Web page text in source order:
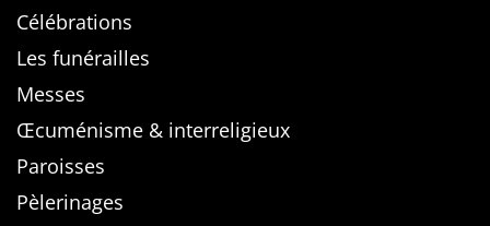
Célébrations
Les funérailles
Messes
Œcuménisme & interreligieux
Paroisses
Pèlerinages